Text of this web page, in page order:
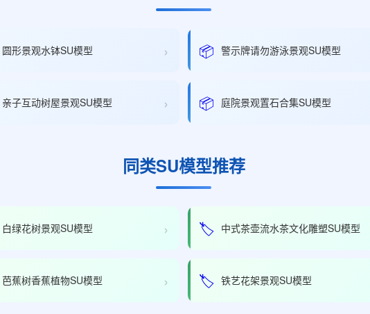
圆形景观水钵SU模型 › 📦 警示牌请勿游泳景观SU模型
亲子互动树屋景观SU模型 › 📦 庭院景观置石合集SU模型
同类SU模型推荐
白绿花树景观SU模型 › 🏷️ 中式茶壶流水茶文化雕塑SU模型
芭蕉树香蕉植物SU模型 › 🏷️ 铁艺花架景观SU模型